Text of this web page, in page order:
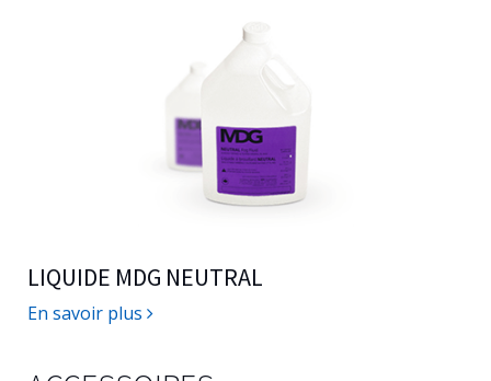
LIQUIDE MDG NEUTRAL
En savoir plus